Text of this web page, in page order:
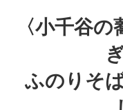
〈小千谷の
ふのりそ